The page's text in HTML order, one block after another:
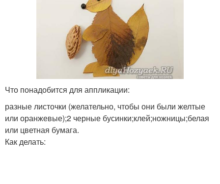
Что понадобится для аппликации:
разные листочки (желательно, чтобы они были желтые
или оранжевые);2 черные бусинки;клей;ножницы;белая
или цветная бумага.
Как делать: